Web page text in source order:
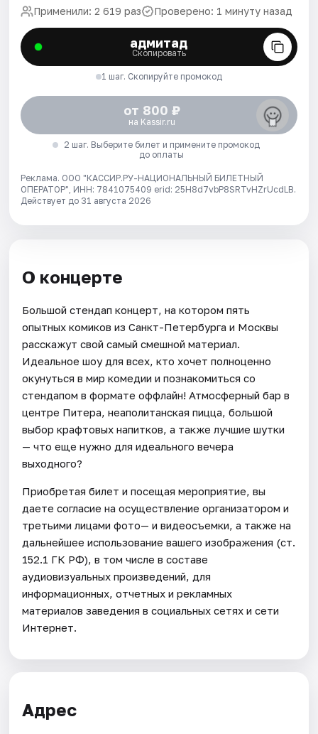
Применили: 2 619 раз Проверено: 1 минуту назад
адмитад
Скопировать
1 шаг. Скопируйте промокод
от 800 ₽
на Kassir.ru
2 шаг. Выберите билет и примените промокод
до оплаты
Реклама. ООО "КАССИР.РУ-НАЦИОНАЛЬНЫЙ БИЛЕТНЫЙ
ОПЕРАТОР", ИНН: 7841075409 erid: 25H8d7vbP8SRTvHZrUcdLB.
Действует до 31 августа 2026
О концерте
Большой стендап концерт, на котором пять
опытных комиков из Санкт-Петербурга и Москвы
расскажут свой самый смешной материал.
Идеальное шоу для всех, кто хочет полноценно
окунуться в мир комедии и познакомиться со
стендапом в формате оффлайн! Атмосферный бар в
центре Питера, неаполитанская пицца, большой
выбор крафтовых напитков, а также лучшие шутки
— что еще нужно для идеального вечера
выходного?
Приобретая билет и посещая мероприятие, вы
даете согласие на осуществление организатором и
третьими лицами фото— и видеосъемки, а также на
дальнейшее использование вашего изображения (ст.
152.1 ГК РФ), в том числе в составе
аудиовизуальных произведений, для
информационных, отчетных и рекламных
материалов заведения в социальных сетях и сети
Интернет.
Адрес